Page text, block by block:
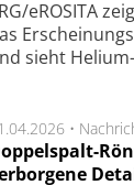
eROSITA
sieht
•